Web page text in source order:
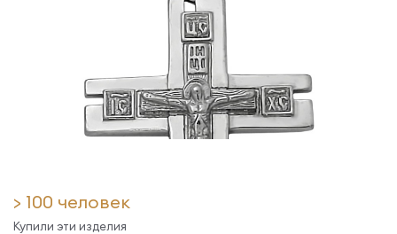
> 100 человек
Купили эти изделия